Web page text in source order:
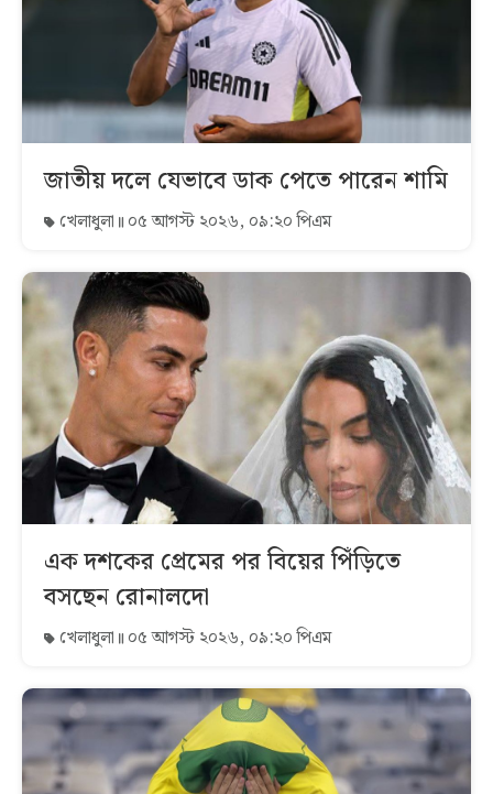
জাতীয় দলে যেভাবে ডাক পেতে পারেন শামি
খেলাধুলা ০৫ আগস্ট ২০২৬, ০৯:২০ পিএম
এক দশকের প্রেমের পর বিয়ের পিঁড়িতে
বসছেন রোনালদো
খেলাধুলা ০৫ আগস্ট ২০২৬, ০৯:২০ পিএম